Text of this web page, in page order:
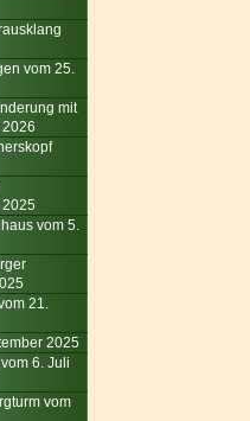
vom 25.
mit
vom 5.
21.
2025
6. Juli
vom